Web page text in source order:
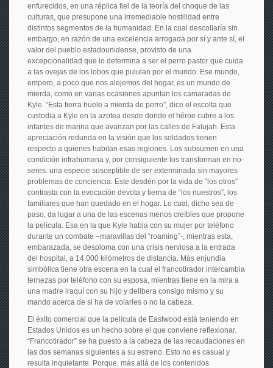
enfurecidos, en una réplica fiel de la teoría del choque de las
culturas, que presupone una irremediable hostilidad entre
distintos segmentos de la humanidad. En la cual descollaría sin
embargo, en razón de una excelencia arrogada por sí y ante sí, el
valor del pueblo estadounidense, provisto de una
excepcionalidad que lo determina a ser el perro pastor que cuida
a las ovejas de los lobos que pululan por el mundo. Ese mundo,
empero, a poco que nos alejemos del hogar, es un mundo de
mierda, como en varias ocasiones apuntan los camaradas de
Kyle. “Esta tierra huele a mierda de perro”, dice el escolta que
custodia a Kyle en la azotea desde donde el héroe cubre a los
infantes de marina que avanzan por las calles de Falujah. Esta
apreciación redunda en la visión que los soldados tienen
respecto a quienes habitan esas regiones. Los subsumen en una
condición infrahumana y, por consiguiente los transforman en no-
seres: una especie susceptible de ser exterminada sin mayores
problemas de conciencia. Este desdén por la vida de “los otros”
contrasta con la evocación devota y tierna de “los nuestros”, los
familiares que han quedado en el hogar. Lo cual, dicho sea de
paso, da lugar a una de las escenas menos creíbles que propone
la película. Esa en la que Kyle habla con su mujer por teléfono
durante un combate –maravillas del “roaming”-, mientras esta,
embarazada, se desploma con una crisis nerviosa a la entrada
del hospital, a 14.000 kilómetros de distancia. Más enjundia
simbólica tiene otra escena en la cual el francotirador intercambia
ternezas por teléfono con su esposa, mientras tiene en la mira a
una madre iraquí con su hijo y delibera consigo mismo y su
mando acerca de si ha de volarles o no la cabeza.
El éxito comercial que la película de Eastwood está teniendo en
Estados Unidos es un hecho sobre el que conviene reflexionar.
“Francotirador” se ha puesto a la cabeza de las recaudaciones en
las dos semanas siguientes a su estreno. Esto no es casual y
resulta inquietante. Porque, más allá de los contenidos